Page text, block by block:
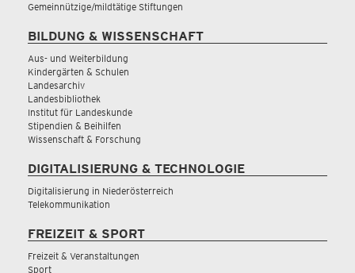
Gemeinnützige/mildtätige Stiftungen
BILDUNG & WISSENSCHAFT
Aus- und Weiterbildung
Kindergärten & Schulen
Landesarchiv
Landesbibliothek
Institut für Landeskunde
Stipendien & Beihilfen
Wissenschaft & Forschung
DIGITALISIERUNG & TECHNOLOGIE
Digitalisierung in Niederösterreich
Telekommunikation
FREIZEIT & SPORT
Freizeit & Veranstaltungen
Sport